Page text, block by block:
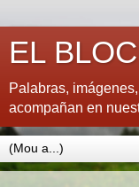
EL
Palabras,
acompañan en